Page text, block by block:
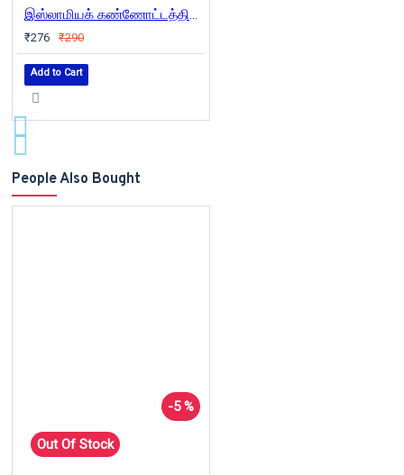
இஸ்லாமியக் கண்ணோட்டத்தின் தனித்தன்மைகள்
₹276 ₹290
Add to Cart
People Also Bought
-5 %
Out Of Stock